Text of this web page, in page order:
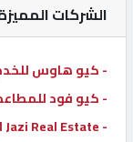
إبحث
إتصل
بنا
الشركات
- كيو هاوس
- كيو فود
- Al Jazi Real Estate